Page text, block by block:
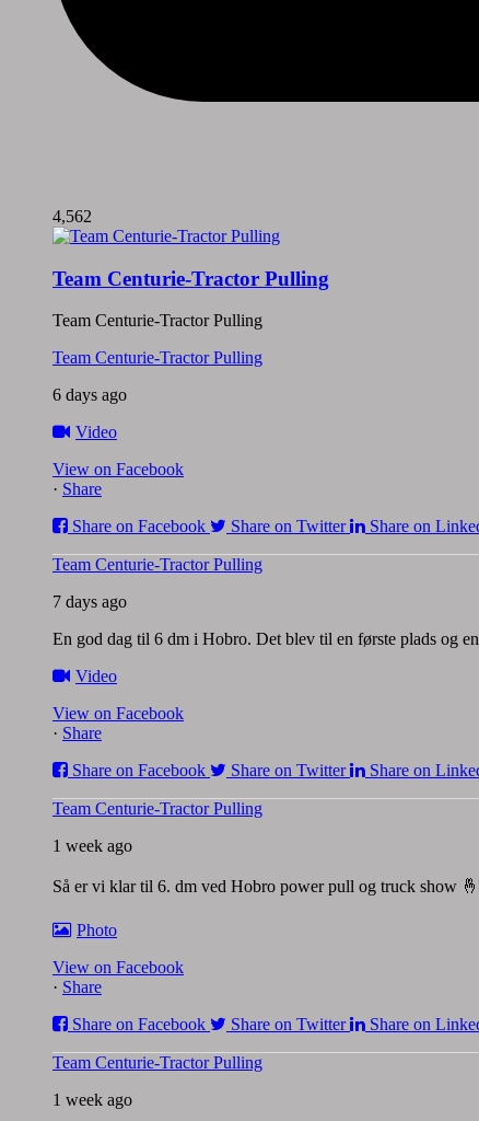
4,562
Team Centurie-Tractor Pulling
Team Centurie-Tractor Pulling
Team Centurie-Tractor Pulling
6 days ago
Video
View on Facebook
· Share
Share on Facebook
Share on Twitter Share on
Team Centurie-Tractor Pulling
7 days ago
En god dag til 6 dm i Hobro. Det blev til en første plads og
Video
View on Facebook
· Share
Share on Facebook
Share on Twitter Share on
Team Centurie-Tractor Pulling
1 week ago
Så er vi klar til 6. dm ved Hobro power pull og truck show
Photo
View on Facebook
· Share
Share on Facebook
Share on Twitter Share on
Team Centurie-Tractor Pulling
1 week ago